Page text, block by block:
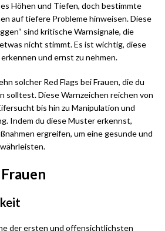
Höhen und Tiefen, doch bestimmte
auf tiefere Probleme hinweisen. Diese
sind kritische Warnsignale, die
nicht stimmt. Es ist wichtig, diese
und ernst zu nehmen.
solcher Red Flags bei Frauen, die du
solltest. Diese Warnzeichen reichen von
bis hin zu Manipulation und
Indem du diese Muster erkennst,
ergreifen, um eine gesunde und
der ersten und offensichtlichsten